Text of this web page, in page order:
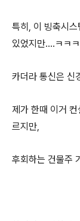
특히, 이 빙축시스
있었지만....ㅋㅋㅋ
카더라 통신은 신
제가 한때 이거
르지만,
후회하는 건물주